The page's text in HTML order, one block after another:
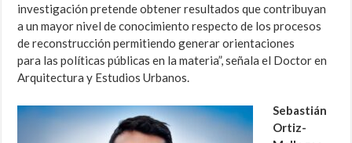
investigación pretende obtener resultados que contribuyan
a un mayor nivel de conocimiento respecto de los procesos
de reconstrucción permitiendo generar orientaciones
para las políticas públicas en la materia”, señala el Doctor en
Arquitectura y Estudios Urbanos.
Sebastián
Ortiz-